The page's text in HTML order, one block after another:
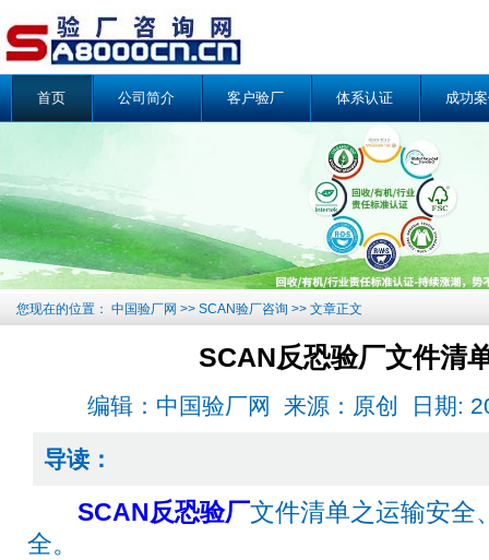
首页 公司简介 客户验厂 体系认证 成功
您现在的位置： 中国验厂网 >> SCAN验厂咨询 >> 文章正文
SCAN反恐验厂文件清
编辑：中国验厂网 来源：原创 日期:
导读：
SCAN反恐验厂文件清单之运输安全
全。